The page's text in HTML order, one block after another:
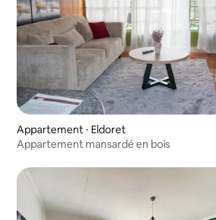
Appartement ⋅ Eldoret
Appartement mansardé en bois